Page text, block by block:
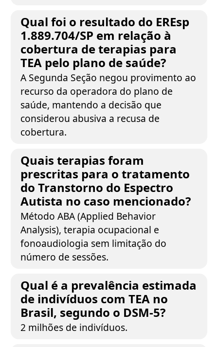
Qual foi o resultado do EREsp
1.889.704/SP em relação à
cobertura de terapias para
TEA pelo plano de saúde?
A Segunda Seção negou provimento ao
recurso da operadora do plano de
saúde, mantendo a decisão que
considerou abusiva a recusa de
cobertura.
Quais terapias foram
prescritas para o tratamento
do Transtorno do Espectro
Autista no caso mencionado?
Método ABA (Applied Behavior
Analysis), terapia ocupacional e
fonoaudiologia sem limitação do
número de sessões.
Qual é a prevalência estimada
de indivíduos com TEA no
Brasil, segundo o DSM-5?
2 milhões de indivíduos.